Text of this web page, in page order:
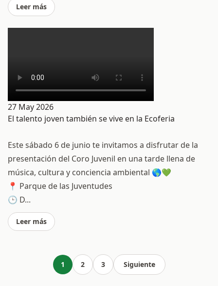
Leer más
27 May 2026
El talento joven también se vive en la Ecoferia
Este sábado 6 de junio te invitamos a disfrutar de la
presentación del Coro Juvenil en una tarde llena de
música, cultura y conciencia ambiental 🌎💚
📍 Parque de las Juventudes
🕒 D...
Leer más
1 2 3 Siguiente